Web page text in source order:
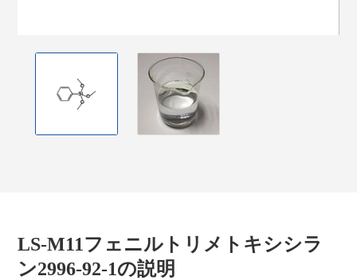
LS-M11フェニルトリメトキシシラ
ン2996-92-1の説明